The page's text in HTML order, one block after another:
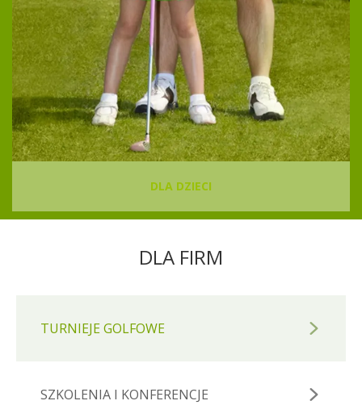
DLA DZIECI
DLA FIRM
TURNIEJE GOLFOWE
SZKOLENIA I KONFERENCJE